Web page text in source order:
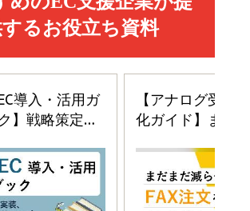
小さな会社は戦略が9割
ドリルを売るには穴を売れ
￥1,815
Brand Shift(ブランド・シフト): 「信頼」で選ばれ
る時代の成長戦略
￥2,420
anan(アンアン)2026/06/24号 No.2500増刊
スペシャルエディション[王道エンタメの矜持／
￥1,100
anan(アンアン)2026/07/08号 No.2502[2026
年後半、あなたの恋と運命／山田涼介]
￥880
ママ投資家が育休中に１億貯めた株式投資
￥1,870
イシューからはじめよ［改訂版］――知的生産の「シンプ
ルな本質」
￥2,200
経営メモ 16年の起業家人生で得た知見
￥2,750
影響力の武器［新版］：人を動かす七つの原理
￥3,190